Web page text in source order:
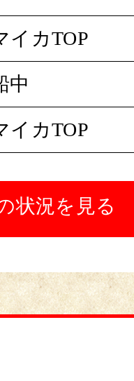
イカTOP
中
イカTOP
状況を見る